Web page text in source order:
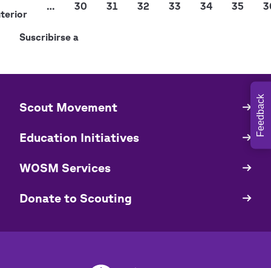
… Página
30 Página
31 Página
32 Página
33 Página
34 Página
35
Suscribirse a
Quick
​​Scout Movement
Education Initiatives
WOSM Services
​​Donate to Scouting
Feedback